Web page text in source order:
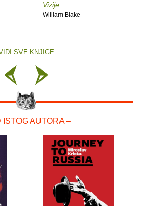
Vizije
William Blake
SVE KNJIGE
ISTOG AUTORA –